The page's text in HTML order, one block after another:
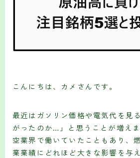
こんにちは、カメさんです。
最近はガソリン価格や電気代を見
がったのか…」と思うことが増え
空業界で働いていたこともあり、
業業績にどれほど大きな影響を与